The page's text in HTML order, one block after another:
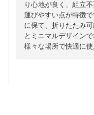
り心地が良く、組立
運びやすい点が特徴
に保て、折りたたみ
とミニマルデザイン
様々な場所で快適に